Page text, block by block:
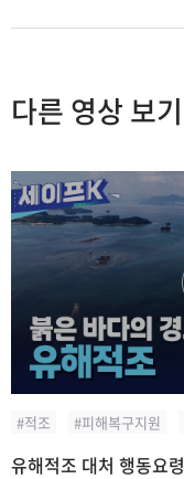
다른 영상 보기
적조 피해복구지원
유해적조 대처 행동요령